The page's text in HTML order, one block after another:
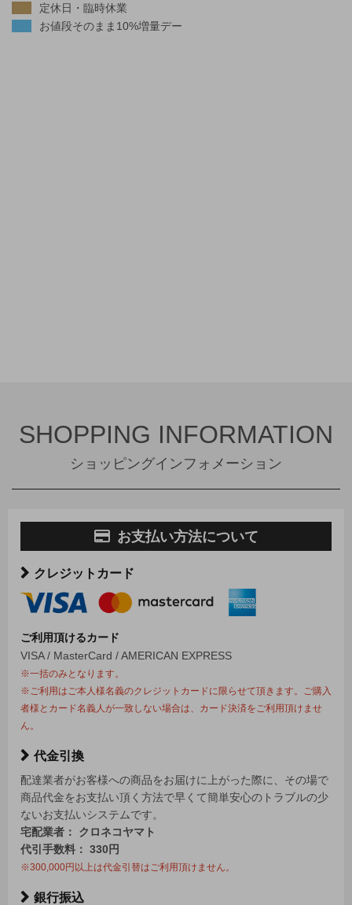
定休日・臨時休業
お値段そのまま10%増量デー
SHOPPING INFORMATION
ショッピングインフォメーション
お支払い方法について
クレジットカード
ご利用頂けるカード
VISA / MasterCard / AMERICAN EXPRESS
※一括のみとなります。
※ご利用はご本人様名義のクレジットカードに限らせて頂きます。ご購入
者様とカード名義人が一致しない場合は、カード決済をご利用頂けませ
ん。
代金引換
配達業者がお客様への商品をお届けに上がった際に、その場で
商品代金をお支払い頂く方法で早くて簡単安心のトラブルの少
ないお支払いシステムです。
宅配業者： クロネコヤマト
代引手数料： 330円
※300,000円以上は代金引替はご利用頂けません。
銀行振込